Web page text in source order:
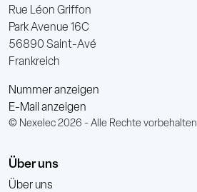
Rue Léon Griffon
Park Avenue 16C
56890 Saint-Avé
Frankreich
Nummer anzeigen
E-Mail anzeigen
© Nexelec 2026 - Alle Rechte vorbehalten
Über uns
Über uns